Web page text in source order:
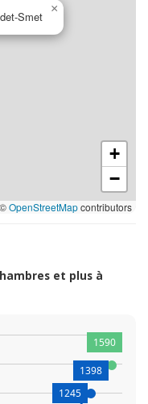
Smet
×
+
−
©OpenStreetMapcontributors
et plus à
1245
1398
1590